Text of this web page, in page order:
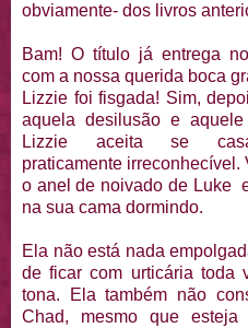
obviamente- dos livros
Bam! O título já entrega
com a nossa querida boca
Lizzie foi fisgada! Sim,
aquela desilusão e
Lizzie aceita se
praticamente
o anel de noivado de Luke
na sua cama dormindo.
Ela não está nada
de ficar com urticária toda
tona. Ela também não
Chad, mesmo que